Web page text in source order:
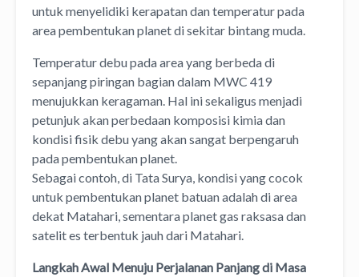
untuk menyelidiki kerapatan dan temperatur pada
area pembentukan planet di sekitar bintang muda.
Temperatur debu pada area yang berbeda di
sepanjang piringan bagian dalam MWC 419
menujukkan keragaman. Hal ini sekaligus menjadi
petunjuk akan perbedaan komposisi kimia dan
kondisi fisik debu yang akan sangat berpengaruh
pada pembentukan planet.
Sebagai contoh, di Tata Surya, kondisi yang cocok
untuk pembentukan planet batuan adalah di area
dekat Matahari, sementara planet gas raksasa dan
satelit es terbentuk jauh dari Matahari.
Langkah Awal Menuju Perjalanan Panjang di Masa